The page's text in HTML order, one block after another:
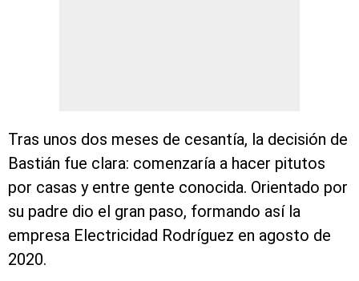
Tras unos dos meses de cesantía, la decisión de
Bastián fue clara: comenzaría a hacer pitutos
por casas y entre gente conocida. Orientado por
su padre dio el gran paso, formando así la
empresa Electricidad Rodríguez en agosto de
2020.